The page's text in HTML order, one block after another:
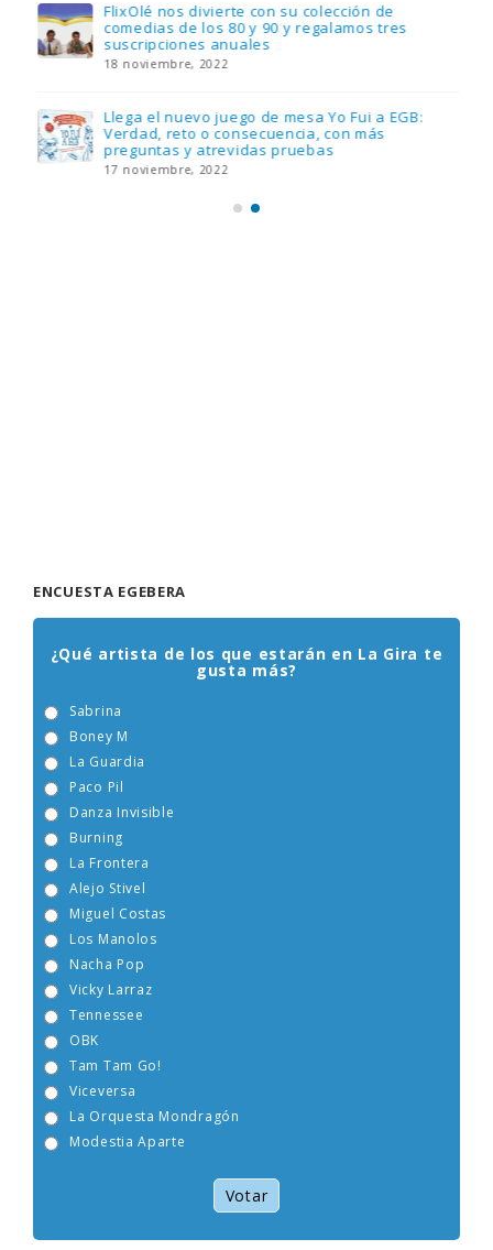
FlixOlé nos divierte con su colección de
comedias de los 80 y 90 y regalamos tres
suscripciones anuales
18 noviembre, 2022
Llega el nuevo juego de mesa Yo Fui a EGB:
Verdad, reto o consecuencia, con más
preguntas y atrevidas pruebas
17 noviembre, 2022
ENCUESTA EGEBERA
¿Qué artista de los que estarán en La Gira te
gusta más?
Sabrina
Boney M
La Guardia
Paco Pil
Danza Invisible
Burning
La Frontera
Alejo Stivel
Miguel Costas
Los Manolos
Nacha Pop
Vicky Larraz
Tennessee
OBK
Tam Tam Go!
Viceversa
La Orquesta Mondragón
Modestia Aparte
Votar